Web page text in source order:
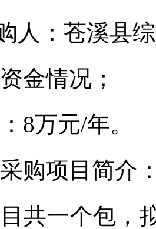
人：苍溪县
金情况；
8万元/年。
购项目简介
共一个包，